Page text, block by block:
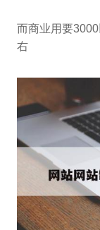
而商业用要
右